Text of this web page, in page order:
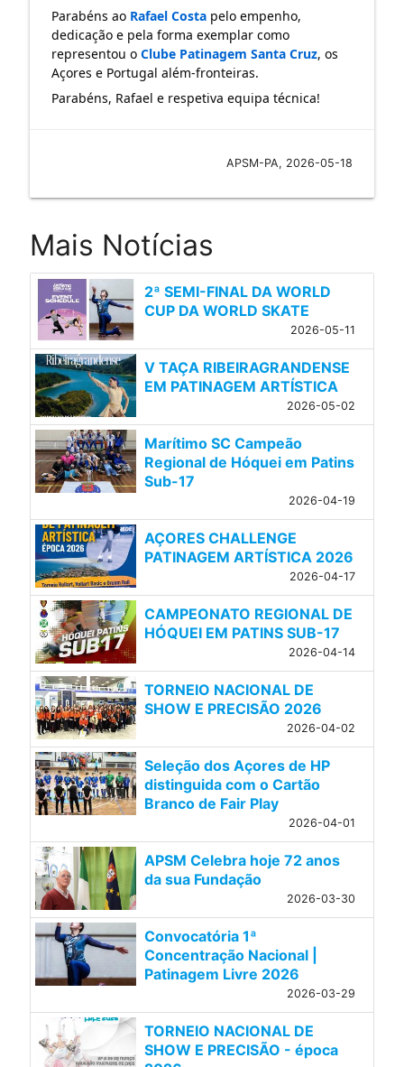
Parabéns ao Rafael Costa pelo empenho,
dedicação e pela forma exemplar como
representou o Clube Patinagem Santa Cruz, os
Açores e Portugal além-fronteiras.
Parabéns, Rafael e respetiva equipa técnica!
APSM-PA, 2026-05-18
Mais Notícias
2ª SEMI-FINAL DA WORLD
CUP DA WORLD SKATE
2026-05-11
V TAÇA RIBEIRAGRANDENSE
EM PATINAGEM ARTÍSTICA
2026-05-02
Marítimo SC Campeão
Regional de Hóquei em Patins
Sub-17
2026-04-19
AÇORES CHALLENGE
PATINAGEM ARTÍSTICA 2026
2026-04-17
CAMPEONATO REGIONAL DE
HÓQUEI EM PATINS SUB-17
2026-04-14
TORNEIO NACIONAL DE
SHOW E PRECISÃO 2026
2026-04-02
Seleção dos Açores de HP
distinguida com o Cartão
Branco de Fair Play
2026-04-01
APSM Celebra hoje 72 anos
da sua Fundação
2026-03-30
Convocatória 1ª
Concentração Nacional |
Patinagem Livre 2026
2026-03-29
TORNEIO NACIONAL DE
SHOW E PRECISÃO - época